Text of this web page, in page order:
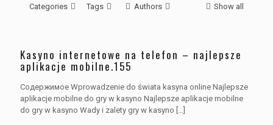
Categories Tags Authors Show all
Kasyno internetowe na telefon – najlepsze
aplikacje mobilne.155
Содержимое Wprowadzenie do świata kasyna online Najlepsze
aplikacje mobilne do gry w kasyno Najlepsze aplikacje mobilne
do gry w kasyno Wady i zalety gry w kasyno […]